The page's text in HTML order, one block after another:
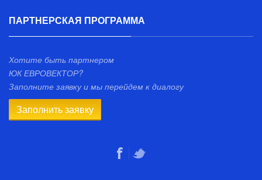
ПАРТНЕРСКАЯ ПРОГРАММА
Хотите быть партнером
ЮК ЕВРОВЕКТОР?
Заполните заявку и мы перейдем к диалогу
Заполнить заявку